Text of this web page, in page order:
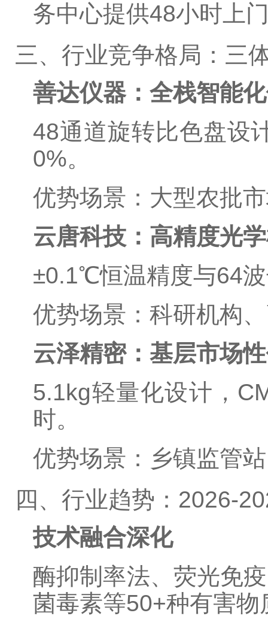
务中心提供48小时上
三、行业竞争格局：三
善达仪器：全栈智能
48通道旋转比色盘设
0%。
优势场景：大型农批
云唐科技：高精度光
±0.1℃恒温精度与64
优势场景：科研机构
云泽精密：基层市场
5.1kg轻量化设计，
时。
优势场景：乡镇监管
四、行业趋势：2026-
技术融合深化
酶抑制率法、荧光免
菌毒素等50+种有害物